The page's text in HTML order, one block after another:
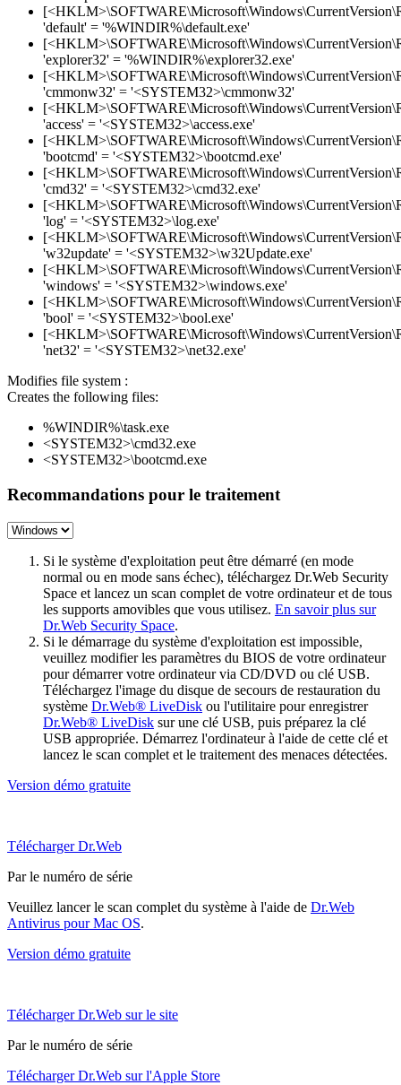
'default' = '%WINDIR%\default.exe'
'explorer32' = '%WINDIR%\explorer32.exe'
'cmmonw32' = '<SYSTEM32>\cmmonw32'
'access' = '<SYSTEM32>\access.exe'
'bootcmd' = '<SYSTEM32>\bootcmd.exe'
'cmd32' = '<SYSTEM32>\cmd32.exe'
'log' = '<SYSTEM32>\log.exe'
'w32update' = '<SYSTEM32>\w32Update.exe'
'windows' = '<SYSTEM32>\windows.exe'
'bool' = '<SYSTEM32>\bool.exe'
'net32' = '<SYSTEM32>\net32.exe'
Modifies file system :
Creates the following files:
%WINDIR%\task.exe
<SYSTEM32>\cmd32.exe
<SYSTEM32>\bootcmd.exe
Recommandations pour le traitement
Si le système d'exploitation peut être démarré (en mode
normal ou en mode sans échec), téléchargez Dr.Web Security
Space et lancez un scan complet de votre ordinateur et de tous
les supports amovibles que vous utilisez. En savoir plus sur
Dr.Web Security Space.
Si le démarrage du système d'exploitation est impossible,
veuillez modifier les paramètres du BIOS de votre ordinateur
pour démarrer votre ordinateur via CD/DVD ou clé USB.
Téléchargez l'image du disque de secours de restauration du
système Dr.Web® LiveDisk ou l'utilitaire pour enregistrer
Dr.Web® LiveDisk sur une clé USB, puis préparez la clé
USB appropriée. Démarrez l'ordinateur à l'aide de cette clé et
lancez le scan complet et le traitement des menaces détectées.
Version démo gratuite
Télécharger Dr.Web
Par le numéro de série
Veuillez lancer le scan complet du système à l'aide de Dr.Web
Antivirus pour Mac OS.
Version démo gratuite
Télécharger Dr.Web sur le site
Par le numéro de série
Télécharger Dr.Web sur l'Apple Store